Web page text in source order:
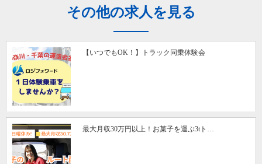
その他の求人を見る
【いつでもOK！】トラック同乗体験会
最大月収30万円以上！お菓子を運ぶ3tト…